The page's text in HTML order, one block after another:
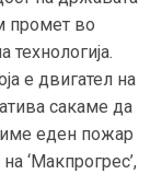
промет во
технологија.
е двигател на
сакаме да
еден пожар
‘Макпрогрес’,